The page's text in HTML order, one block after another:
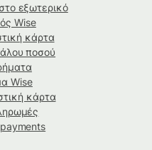
εξωτερικό
Wise
κάρτα
ποσού
Wise
κάρτα